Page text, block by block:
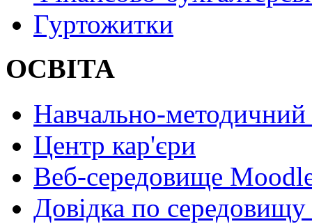
Гуртожитки
ОСВІТА
Навчально-методичний
Центр кар'єри
Веб-середовище
Довідка по